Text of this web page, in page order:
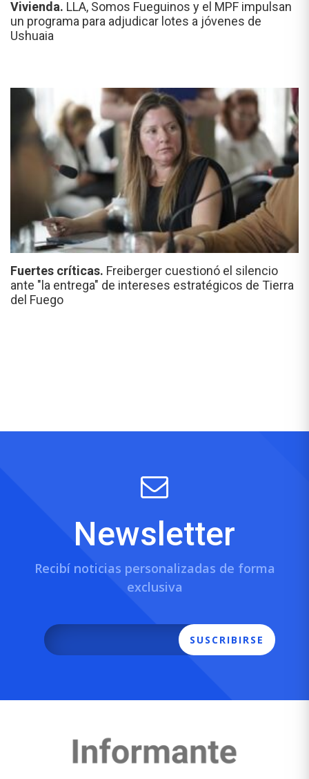
Vivienda. LLA, Somos Fueguinos y el MPF impulsan
un programa para adjudicar lotes a jóvenes de
Ushuaia
Fuertes críticas. Freiberger cuestionó el silencio
ante "la entrega" de intereses estratégicos de Tierra
del Fuego
Newsletter
Recibí noticias personalizadas de forma
exclusiva
SUSCRIBIRSE